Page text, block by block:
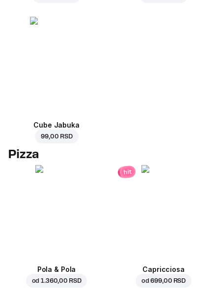
Cube Jabuka
99,00 RSD
Pizza
Pola & Pola
od1.360,00 RSD
hit
Capricciosa
od699,00 RSD